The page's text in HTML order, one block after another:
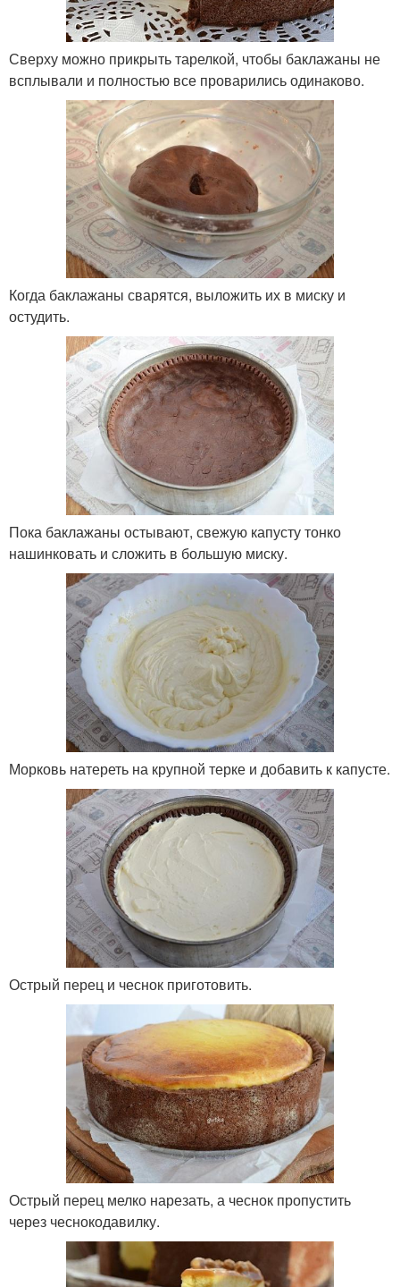
Сверху можно прикрыть тарелкой, чтобы баклажаны не
всплывали и полностью все проварились одинаково.
Когда баклажаны сварятся, выложить их в миску и
остудить.
Пока баклажаны остывают, свежую капусту тонко
нашинковать и сложить в большую миску.
Морковь натереть на крупной терке и добавить к капусте.
Острый перец и чеснок приготовить.
Острый перец мелко нарезать, а чеснок пропустить
через чеснокодавилку.